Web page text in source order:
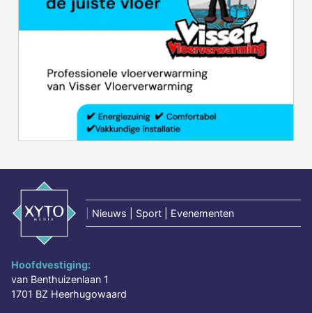
Nieuws | Sport | Evenementen
Hoofdvestiging:
van Benthuizenlaan 1
1701 BZ Heerhugowaard